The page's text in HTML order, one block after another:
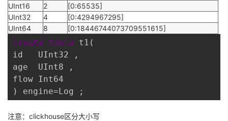
UInt16
2
[0:65535]
UInt32
4
[0:4294967295]
UInt64
8 [0:18446744073709551615]
create table t1(
id   UInt32 ,
age  UInt8 ,
flow Int64
) engine=Log ;
注意：clickhouse区分大小写